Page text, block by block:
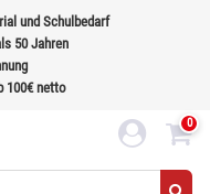
und Schulbedarf
50 Jahren
100€ netto
0